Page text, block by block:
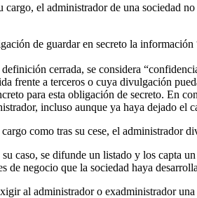
cargo, el administrador de una sociedad
de guardar en secreto la
cerrada, se considera
frente a terceros o cuya divulgación
para esta obligación de secreto. En
incluso aunque ya haya dejado el
como tras su cese, el administrador
caso, se difunde un listado y los capta
de negocio que la sociedad haya
al administrador o exadministrador